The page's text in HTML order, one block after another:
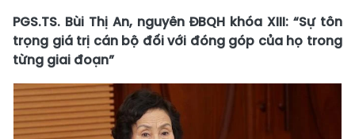
PGS.TS. Bùi Thị An, nguyên ĐBQH khóa XIII: “Sự tôn
trọng giá trị cán bộ đối với đóng góp của họ trong
từng giai đoạn”